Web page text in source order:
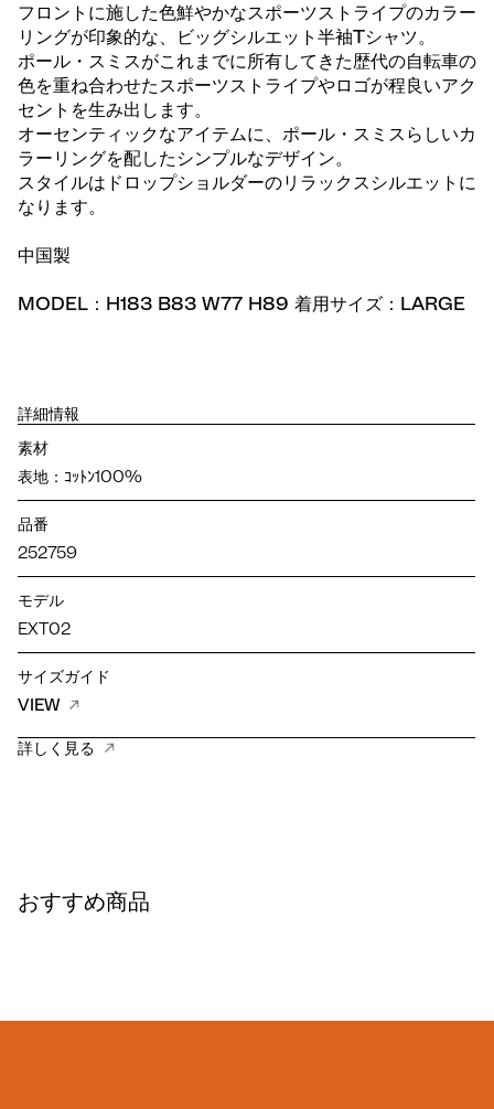
フロントに施した色鮮やかなスポーツストライプのカラー
リングが印象的な、ビッグシルエット半袖Tシャツ。
ポール・スミスがこれまでに所有してきた歴代の自転車の
色を重ね合わせたスポーツストライプやロゴが程良いアク
セントを生み出します。
オーセンティックなアイテムに、ポール・スミスらしいカ
ラーリングを配したシンプルなデザイン。
スタイルはドロップショルダーのリラックスシルエットに
なります。
中国製
MODEL：H183 B83 W77 H89 着用サイズ：LARGE
詳細情報
素材
表地：ｺｯﾄﾝ100%
品番
252759
モデル
EXT02
サイズガイド
VIEW
詳しく見る
おすすめ商品